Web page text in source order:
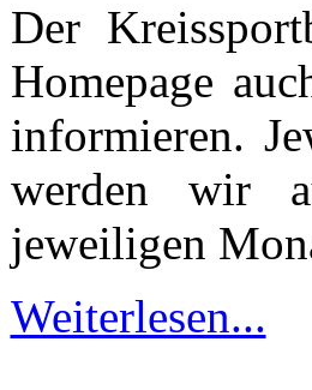
Der
Homepage
informieren.
werden wir
jeweiligen
Weiterlesen...